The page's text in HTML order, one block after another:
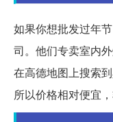
如果你想批发过年
司。他们专卖室内
在高德地图上搜索
所以价格相对便宜